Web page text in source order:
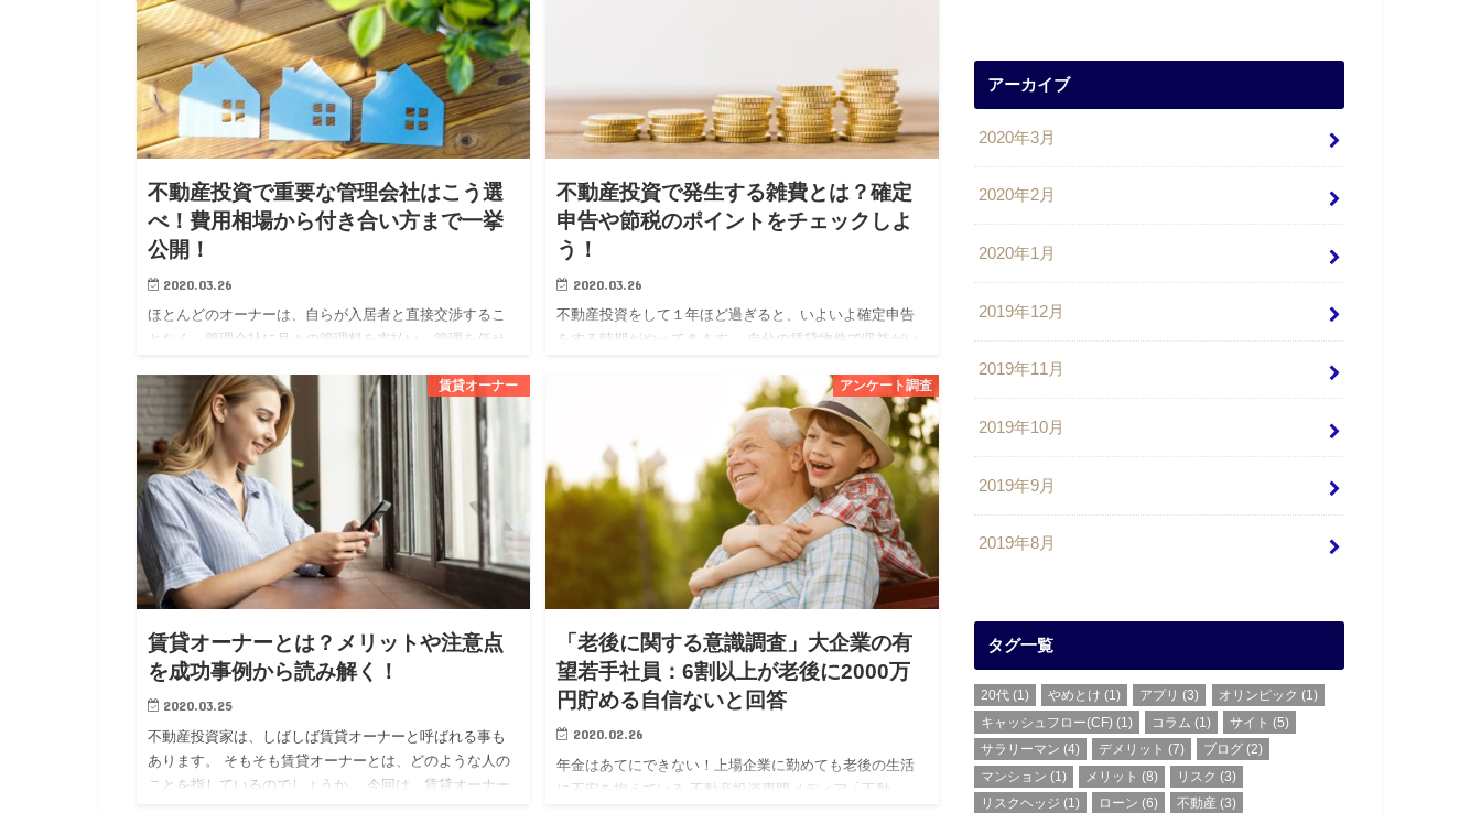
不動産投資で重要な管理会社はこう選
べ！費用相場から付き合い方まで一挙
公開！
2020.03.26
ほとんどのオーナーは、自らが入居者と直接交渉するこ
となく、管理会社に月々の管理料を支払い、管理を任せ
とで専門家に任せられる安心感が得られ、賃貸経営にか
かる勉強や労力を軽…
不動産投資で発生する雑費とは？確定
申告や節税のポイントをチェックしよ
う！
2020.03.26
不動産投資をして１年ほど過ぎると、いよいよ確定申告
をする時期がやってきます。 自分の賃貸物件で収益がい
か、初めての場合は特に分からないこともあるかと思い
賃貸オーナー
賃貸オーナーとは？メリットや注意点
を成功事例から読み解く！
2020.03.25
不動産投資家は、しばしば賃貸オーナーと呼ばれる事も
あります。 そもそも賃貸オーナーとは、どのような人の
ことを指しているのでしょうか。 今回は、賃貸オーナー
アンケート調査
「老後に関する意識調査」大企業の有
望若手社員：6割以上が老後に2000万
円貯める自信ないと回答
2020.02.26
年金はあてにできない！上場企業に勤めても老後の生活
に不安を抱えている 不動産投資専門メディア「不動
アーカイブ
2020年3月
2020年2月
2020年1月
2019年12月
2019年11月
2019年10月
2019年9月
2019年8月
タグ一覧
20代 (1) やめとけ (1) アプリ (3) オリンピック (1)
キャッシュフロー(CF) (1) コラム (1) サイト (5)
サラリーマン (4) デメリット (7) ブログ (2)
マンション (1) メリット (8) リスク (3)
リスクヘッジ (1) ローン (6) 不動産 (3)